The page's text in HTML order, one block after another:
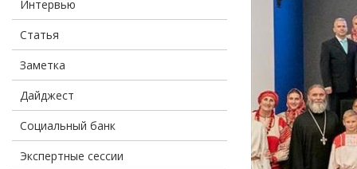
Интервью
Статья
Заметка
Дайджест
Социальный банк
Экспертные сессии